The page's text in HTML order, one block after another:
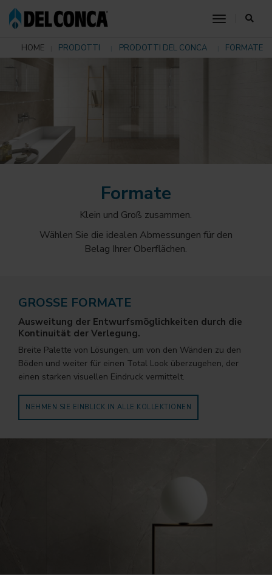
toggle
HOME PRODOTTI PRODOTTI DEL CONCA FORMATE
Formate
Klein und Groß zusammen.
Wählen Sie die idealen Abmessungen für den
Belag Ihrer Oberflächen.
GROSSE FORMATE
Ausweitung der Entwurfsmöglichkeiten durch die
Kontinuität der Verlegung.
Breite Palette von Lösungen, um von den Wänden zu den
Böden und weiter für einen Total Look überzugehen, der
einen starken visuellen Eindruck vermittelt.
NEHMEN SIE EINBLICK IN ALLE KOLLEKTIONEN